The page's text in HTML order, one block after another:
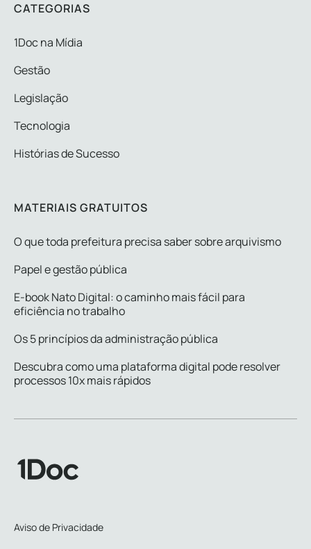
CATEGORIAS
1Doc na Mídia
Gestão
Legislação
Tecnologia
Histórias de Sucesso
MATERIAIS GRATUITOS
O que toda prefeitura precisa saber sobre arquivismo
Papel e gestão pública
E-book Nato Digital: o caminho mais fácil para
eficiência no trabalho
Os 5 princípios da administração pública
Descubra como uma plataforma digital pode resolver
processos 10x mais rápidos
Aviso de Privacidade